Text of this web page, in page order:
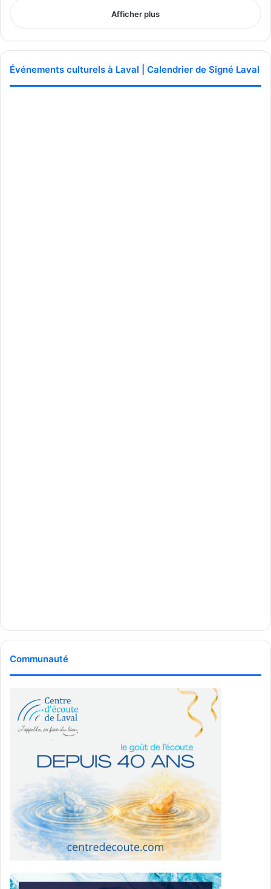
Afficher plus
Événements culturels à Laval | Calendrier de Signé Laval
Communauté